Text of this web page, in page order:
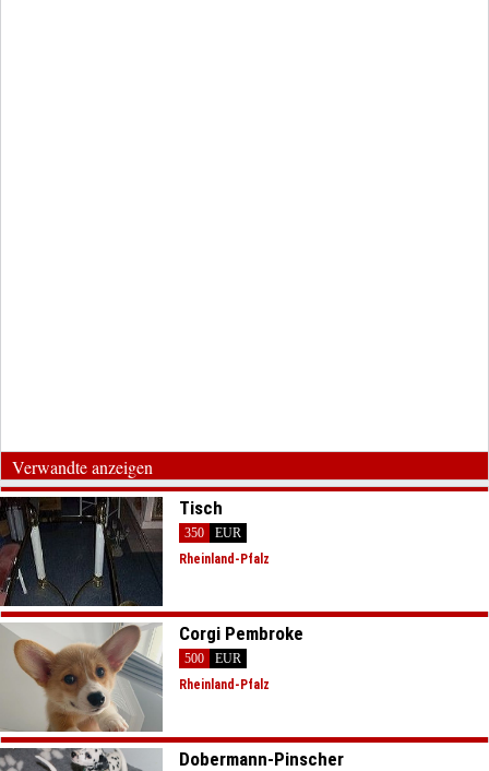
Verwandte anzeigen
Tisch
350
EUR
Rheinland-Pfalz
Corgi Pembroke
500
EUR
Rheinland-Pfalz
Dobermann-Pinscher